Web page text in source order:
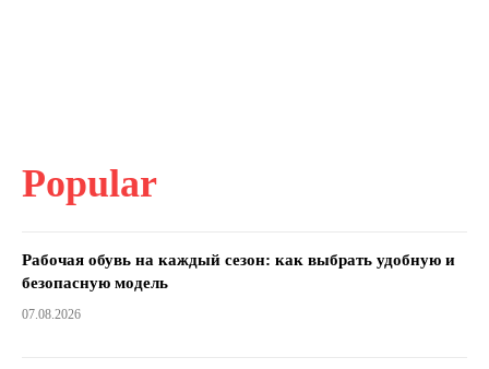
Popular
Рабочая обувь на каждый сезон: как выбрать удобную и
безопасную модель
07.08.2026